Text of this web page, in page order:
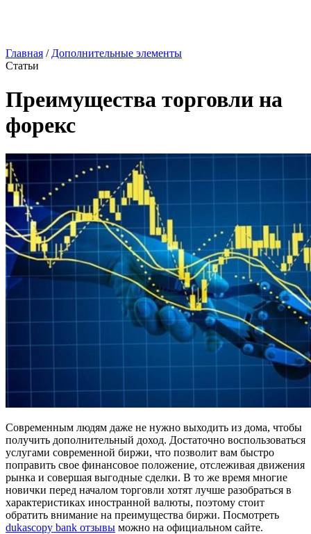
Главная / Дополнительные элементы
Статьи
Преимущества торговли на
форекс
Современным людям даже не нужно выходить из дома, чтобы
получить дополнительный доход. Достаточно воспользоваться
услугами современной биржи, что позволит вам быстро
поправить свое финансовое положение, отслеживая движения
рынка и совершая выгодные сделки. В то же время многие
новички перед началом торговли хотят лучше разобраться в
характеристиках иностранной валюты, поэтому стоит
обратить внимание на преимущества биржи. Посмотреть
dukascopy bank отзывы можно на официальном сайте.